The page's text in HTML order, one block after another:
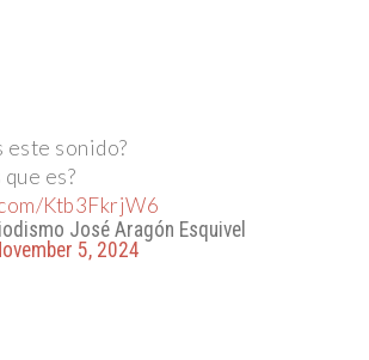
sonido?
es?
Ktb3FkrjW6
José Aragón Esquivel
5, 2024